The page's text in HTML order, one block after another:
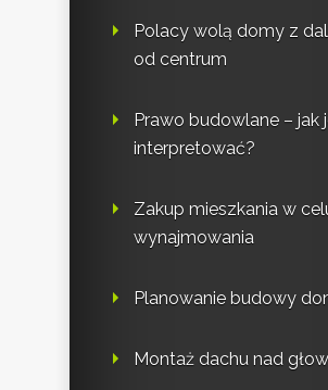
Polacy wolą domy z
od centrum
Prawo budowlane – jak
interpretować?
Zakup mieszkania w
wynajmowania
Planowanie budowy
Montaż dachu nad